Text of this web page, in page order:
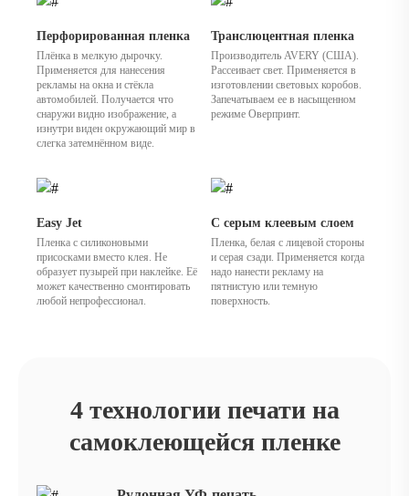
Перфорированная пленка
Плёнка в мелкую дырочку.
Применяется для нанесения
рекламы на окна и стёкла
автомобилей. Получается что
снаружи видно изображение, а
изнутри виден окружающий мир в
слегка затемнённом виде.
Транслюцентная пленка
Производитель AVERY (США).
Рассеивает свет. Применяется в
изготовлении световых коробов.
Запечатываем ее в насыщенном
режиме Оверпринт.
Easy Jet
Пленка с силиконовыми
присосками вместо клея. Не
образует пузырей при наклейке. Её
может качественно смонтировать
любой непрофессионал.
С серым клеевым слоем
Пленка, белая с лицевой стороны
и серая сзади. Применяется когда
надо нанести рекламу на
пятнистую или темную
поверхность.
4 технологии печати на
самоклеющейся пленке